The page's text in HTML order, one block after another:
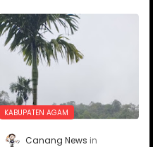
KABUPATEN AGAM
Canang News